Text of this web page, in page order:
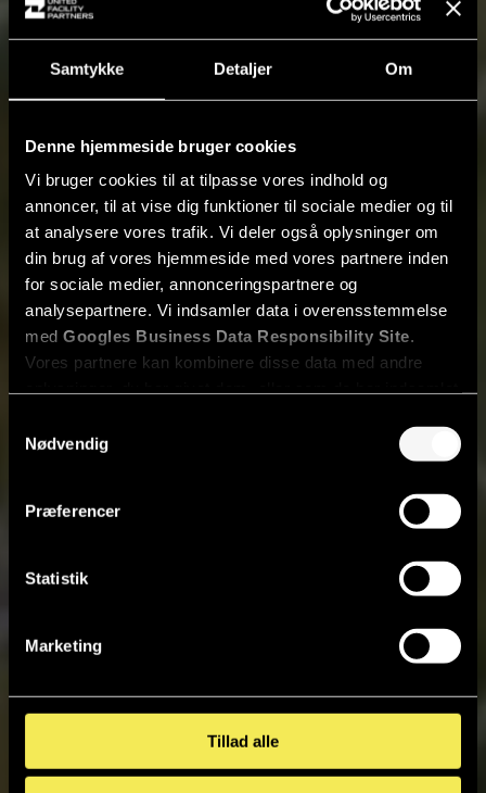
Samtykke Detaljer Om
Denne hjemmeside bruger cookies
Vi bruger cookies til at tilpasse vores indhold og
annoncer, til at vise dig funktioner til sociale medier og til
at analysere vores trafik. Vi deler også oplysninger om
din brug af vores hjemmeside med vores partnere inden
for sociale medier, annonceringspartnere og
analysepartnere. Vi indsamler data i overensstemmelse
med Googles Business Data Responsibility Site.
Vores partnere kan kombinere disse data med andre
Nødvendig
Præferencer
Statistik
Marketing
Tillad alle